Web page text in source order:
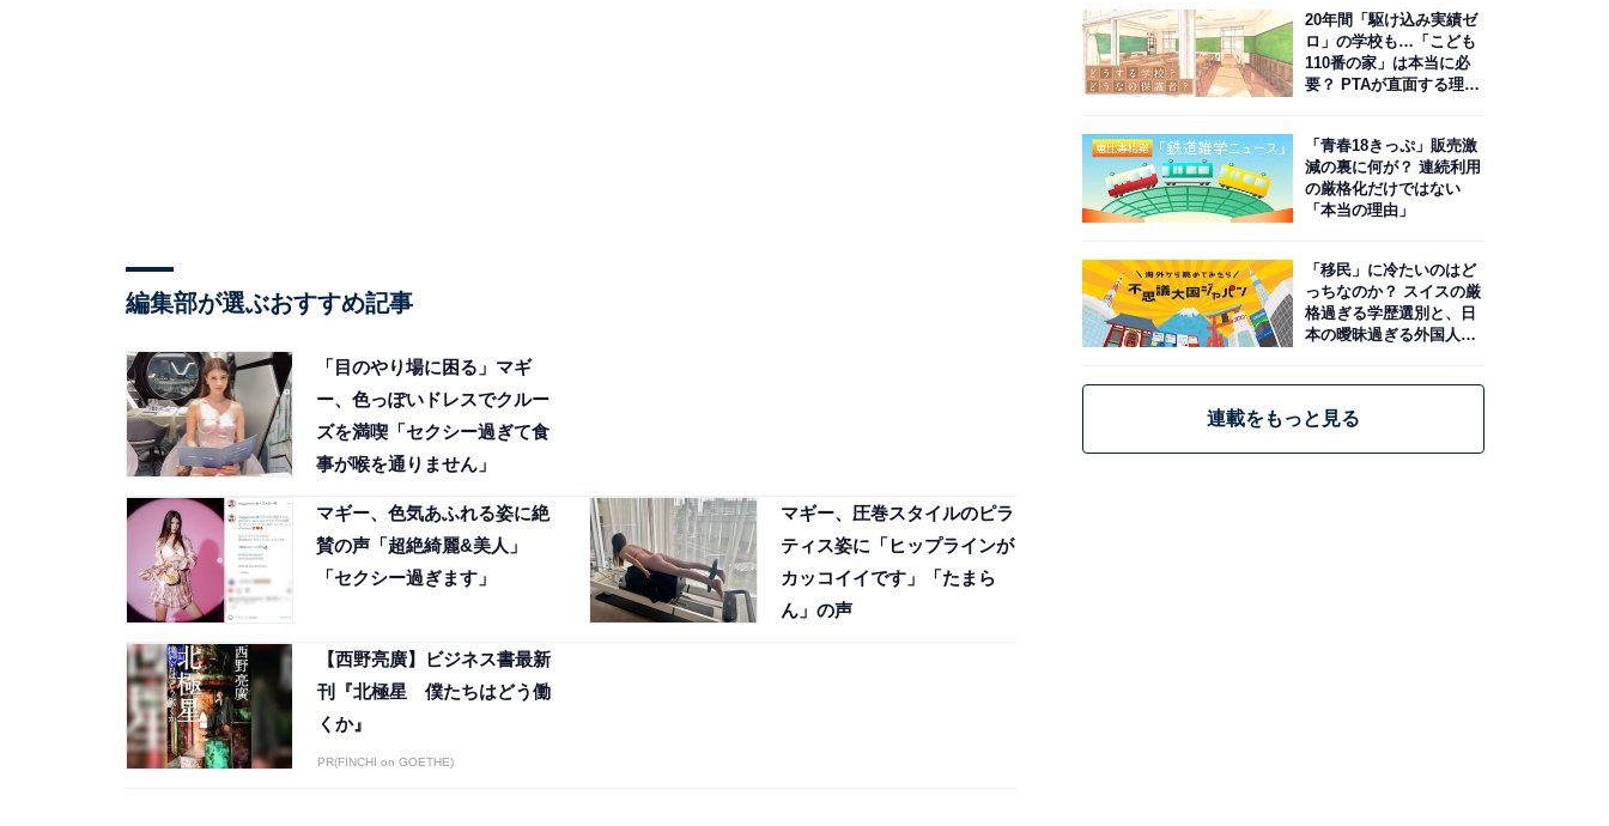
編集部が選ぶおすすめ記事
「目のやり場に困る」マギ
ー、色っぽいドレスでクルー
ズを満喫「セクシー過ぎて食
事が喉を通りません」
マギー、色気あふれる姿に絶
賛の声「超絶綺麗&美人」
「セクシー過ぎます」
マギー、圧巻スタイルのピラ
ティス姿に「ヒップラインが
カッコイイです」「たまら
ん」の声
【西野亮廣】ビジネス書最新
刊『北極星 僕たちはどう働
くか』
PR(FINCHI on GOETHE)
20年間「駆け込み実績ゼ
ロ」の学校も…「こども
110番の家」は本当に必
要？ PTAが直面する理想
「青春18きっぷ」販売激
減の裏に何が？ 連続利用
の厳格化だけではない
「本当の理由」
「移民」に冷たいのはど
っちなのか？ スイスの厳
格過ぎる学歴選別と、日
本の曖昧過ぎる外国人政
連載をもっと見る